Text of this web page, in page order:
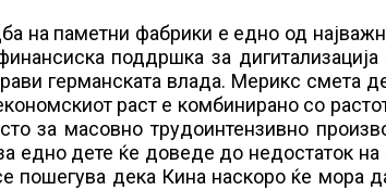
на паметни фабрики е едно од
поддршка за дигитализација
германската влада. Мерикс смета
раст е комбинирано со
за масовно трудоинтензивно
едно дете ќе доведе до недостаток на
пошегува дека Кина наскоро ќе мора